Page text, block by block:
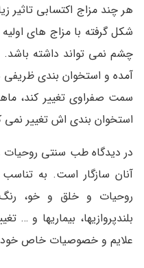
هر چند مزاج اکتسابی تاثیر
شکل گرفته با مزاج های
چشم نمی تواند داشته باشد.
آمده و استخوان بندی ظریفی
سمت صفراوی تغییر کند،
استخوان بندی اش تغییر نمی
در دیدگاه طب سنتی
آنان سازگار است. به
روحیات و خلق و خو،
بلندپروازیها، بیماریها و …
علایم و خصوصیات خاص خود